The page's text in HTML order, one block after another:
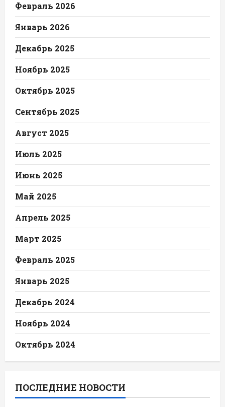
Февраль 2026
Январь 2026
Декабрь 2025
Ноябрь 2025
Октябрь 2025
Сентябрь 2025
Август 2025
Июль 2025
Июнь 2025
Май 2025
Апрель 2025
Март 2025
Февраль 2025
Январь 2025
Декабрь 2024
Ноябрь 2024
Октябрь 2024
ПОСЛЕДНИЕ НОВОСТИ